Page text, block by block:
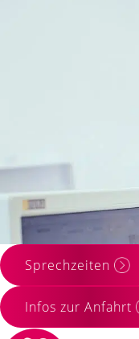
seit
Sprechzeiten
Infos zur Anfahrt